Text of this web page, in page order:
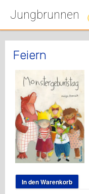
Jungbrunnen
Feiern
In den Warenkorb